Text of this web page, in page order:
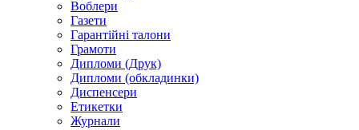
Воблери
Газети
Гарантійні талони
Грамоти
Дипломи (Друк)
Дипломи (обкладинки)
Диспенсери
Етикетки
Журнали